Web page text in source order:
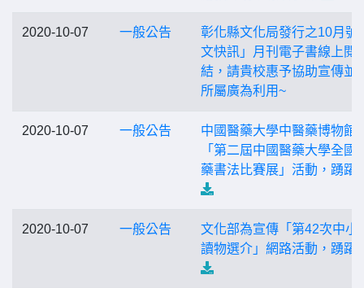
2020-10-07 一般公告
彰化縣文化局發行之10月號
文快訊」月刊電子書線上閱
結，請貴校惠予協助宣傳並
所屬廣為利用~
2020-10-07 一般公告
中國醫藥大學中醫藥博物館
「第二屆中國醫藥大學全國
藥書法比賽展」活動，踴躍
2020-10-07 一般公告
文化部為宣傳「第42次中小
讀物選介」網路活動，踴躍